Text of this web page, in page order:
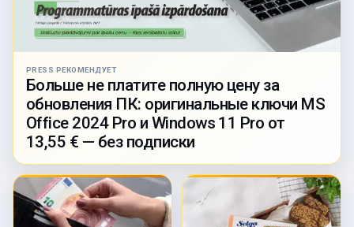
PRESS РЕКОМЕНДУЕТ
Больше не платите полную цену за
обновления ПК: оригинальные ключи MS
Office 2024 Pro и Windows 11 Pro от
13,55 € — без подписки